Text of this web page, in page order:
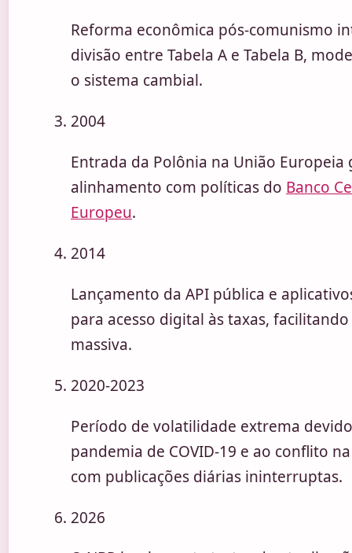
Reforma econômica pós-comunismo
divisão entre Tabela A e Tabela B,
o sistema cambial.
2004
Entrada da Polônia na União Europeia
alinhamento com políticas do Banco
Europeu.
2014
Lançamento da API pública e
para acesso digital às taxas,
massiva.
2020-2023
Período de volatilidade extrema
pandemia de COVID-19 e ao conflito
com publicações diárias ininterruptas.
2026